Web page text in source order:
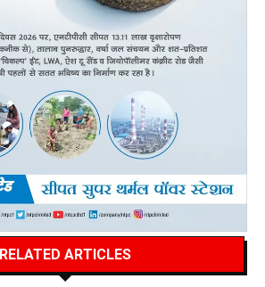
RELATED ARTICLES